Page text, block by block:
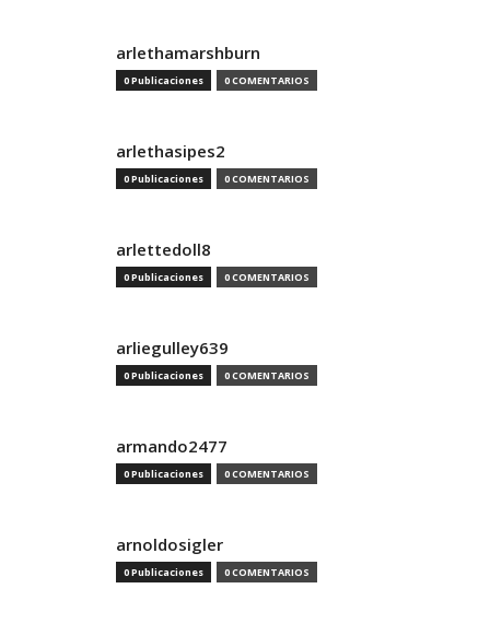
arlethamarshburn
0 Publicaciones 0 COMENTARIOS
arlethasipes2
0 Publicaciones 0 COMENTARIOS
arlettedoll8
0 Publicaciones 0 COMENTARIOS
arliegulley639
0 Publicaciones 0 COMENTARIOS
armando2477
0 Publicaciones 0 COMENTARIOS
arnoldosigler
0 Publicaciones 0 COMENTARIOS